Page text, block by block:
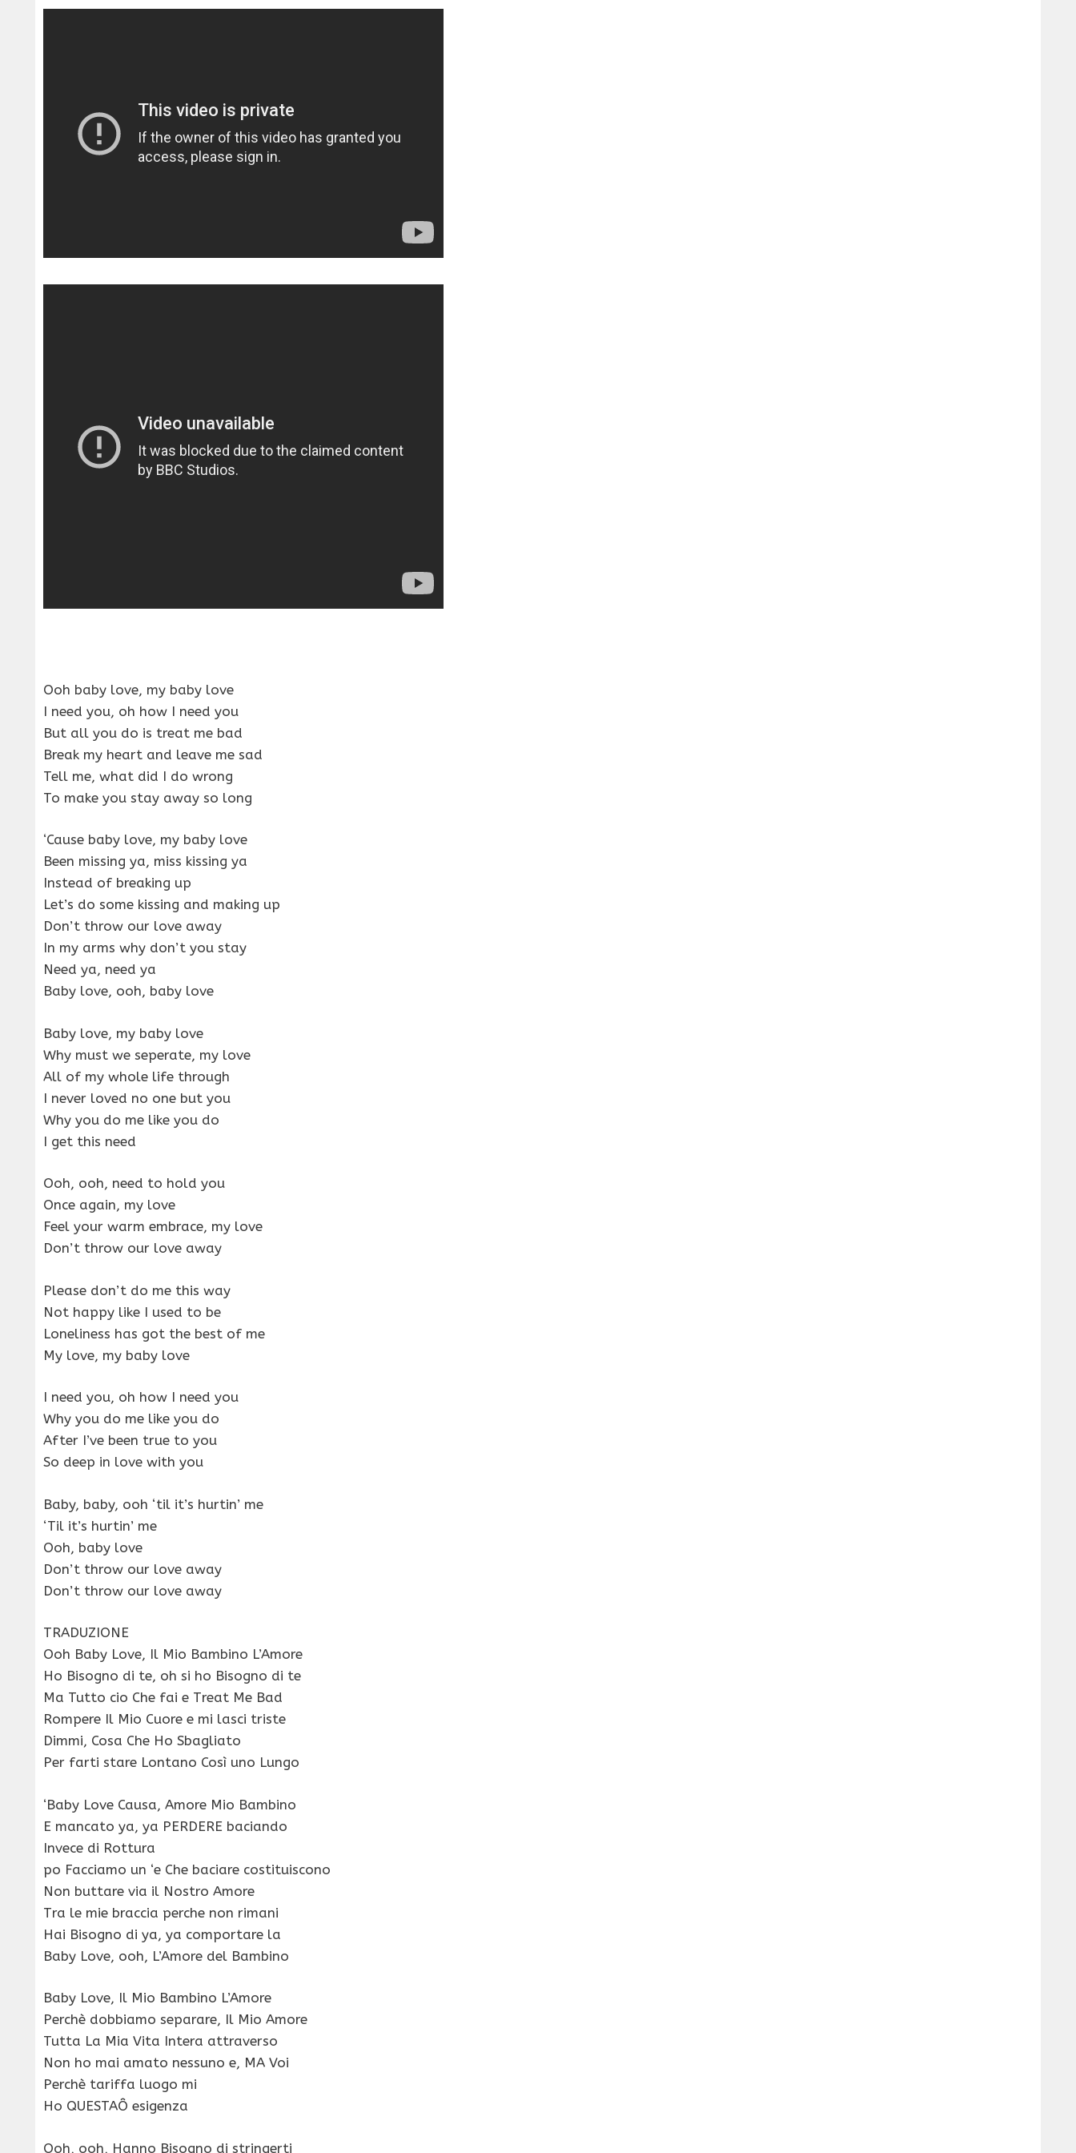
Ooh baby love, my baby love
I need you, oh how I need you
But all you do is treat me bad
Break my heart and leave me sad
Tell me, what did I do wrong
To make you stay away so long
‘Cause baby love, my baby love
Been missing ya, miss kissing ya
Instead of breaking up
Let’s do some kissing and making up
Don’t throw our love away
In my arms why don’t you stay
Need ya, need ya
Baby love, ooh, baby love
Baby love, my baby love
Why must we seperate, my love
All of my whole life through
I never loved no one but you
Why you do me like you do
I get this need
Ooh, ooh, need to hold you
Once again, my love
Feel your warm embrace, my love
Don’t throw our love away
Please don’t do me this way
Not happy like I used to be
Loneliness has got the best of me
My love, my baby love
I need you, oh how I need you
Why you do me like you do
After I’ve been true to you
So deep in love with you
Baby, baby, ooh ‘til it’s hurtin’ me
‘Til it’s hurtin’ me
Ooh, baby love
Don’t throw our love away
Don’t throw our love away
TRADUZIONE
Ooh Baby Love, Il Mio Bambino L’Amore
Ho Bisogno di te, oh si ho Bisogno di te
Ma Tutto cio Che fai e Treat Me Bad
Rompere Il Mio Cuore e mi lasci triste
Dimmi, Cosa Che Ho Sbagliato
Per farti stare Lontano Così uno Lungo
‘Baby Love Causa, Amore Mio Bambino
E mancato ya, ya PERDERE baciando
Invece di Rottura
po Facciamo un ‘e Che baciare costituiscono
Non buttare via il Nostro Amore
Tra le mie braccia perche non rimani
Hai Bisogno di ya, ya comportare la
Baby Love, ooh, L’Amore del Bambino
Baby Love, Il Mio Bambino L’Amore
Perchè dobbiamo separare, Il Mio Amore
Tutta La Mia Vita Intera attraverso
Non ho mai amato nessuno e, MA Voi
Perchè tariffa luogo mi
Ho QUESTAÔ esigenza
Ooh, ooh, Hanno Bisogno di stringerti